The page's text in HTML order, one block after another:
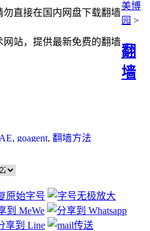
勿直接在国内网盘下载翻墙
站，提供最新免费的翻墙
美博
园 >
翻
墙
, goagent, 翻墙方法